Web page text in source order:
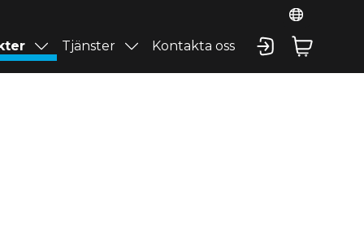
Tjänster Kontakta oss